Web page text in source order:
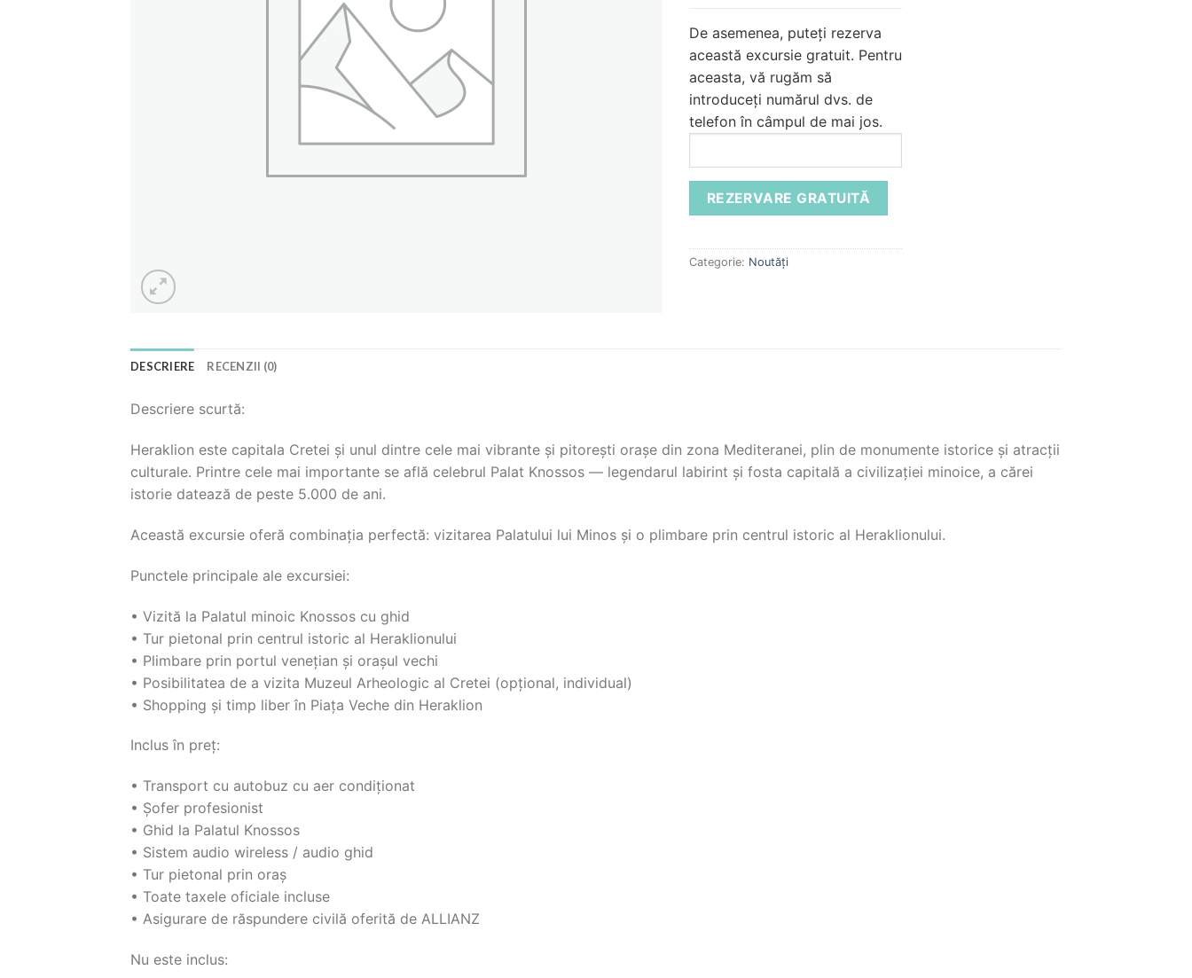
De asemenea, puteți rezerva
această excursie gratuit. Pentru
aceasta, vă rugăm să
introduceți numărul dvs. de
telefon în câmpul de mai jos.
Categorie: Noutăți
DESCRIERE RECENZII (0)
Descriere scurtă:
Heraklion este capitala Cretei și unul dintre cele mai vibrante și pitorești orașe din zona Mediteranei, plin de monumente istorice și atracții
culturale. Printre cele mai importante se află celebrul Palat Knossos — legendarul labirint și fosta capitală a civilizației minoice, a cărei
istorie datează de peste 5.000 de ani.
Această excursie oferă combinația perfectă: vizitarea Palatului lui Minos și o plimbare prin centrul istoric al Heraklionului.
Punctele principale ale excursiei:
• Vizită la Palatul minoic Knossos cu ghid
• Tur pietonal prin centrul istoric al Heraklionului
• Plimbare prin portul venețian și orașul vechi
• Posibilitatea de a vizita Muzeul Arheologic al Cretei (opțional, individual)
• Shopping și timp liber în Piața Veche din Heraklion
Inclus în preț:
• Transport cu autobuz cu aer condiționat
• Șofer profesionist
• Ghid la Palatul Knossos
• Sistem audio wireless / audio ghid
• Tur pietonal prin oraș
• Toate taxele oficiale incluse
• Asigurare de răspundere civilă oferită de ALLIANZ
Nu este inclus: